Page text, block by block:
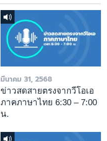
มีนาคม 31, 2568
ข่าวสดสายตรงจากวีโอเอ
ภาคภาษาไทย 6:30 – 7:00
น.